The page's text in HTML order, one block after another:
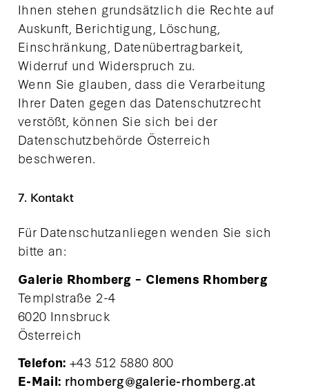
Ihnen stehen grundsätzlich die Rechte auf
Auskunft, Berichtigung, Löschung,
Einschränkung, Datenübertragbarkeit,
Widerruf und Widerspruch zu.
Wenn Sie glauben, dass die Verarbeitung
Ihrer Daten gegen das Datenschutzrecht
verstößt, können Sie sich bei der
Datenschutzbehörde Österreich
beschweren.
7. Kontakt
Für Datenschutzanliegen wenden Sie sich
bitte an:
Galerie Rhomberg – Clemens Rhomberg
Templstraße 2-4
6020 Innsbruck
Österreich
Telefon: +43 512 5880 800
E-Mail: rhomberg@galerie-rhomberg.at